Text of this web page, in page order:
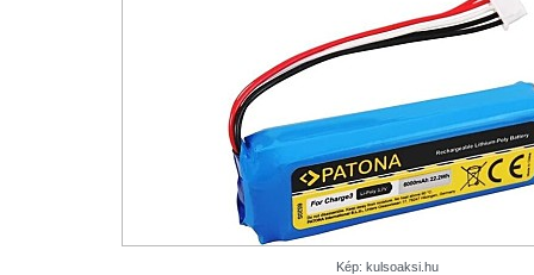
Kép: kulsoaksi.hu